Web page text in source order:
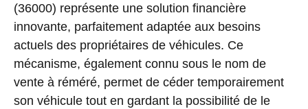
(36000) représente une solution financière
innovante, parfaitement adaptée aux besoins
actuels des propriétaires de véhicules. Ce
mécanisme, également connu sous le nom de
vente à réméré, permet de céder temporairement
son véhicule tout en gardant la possibilité de le